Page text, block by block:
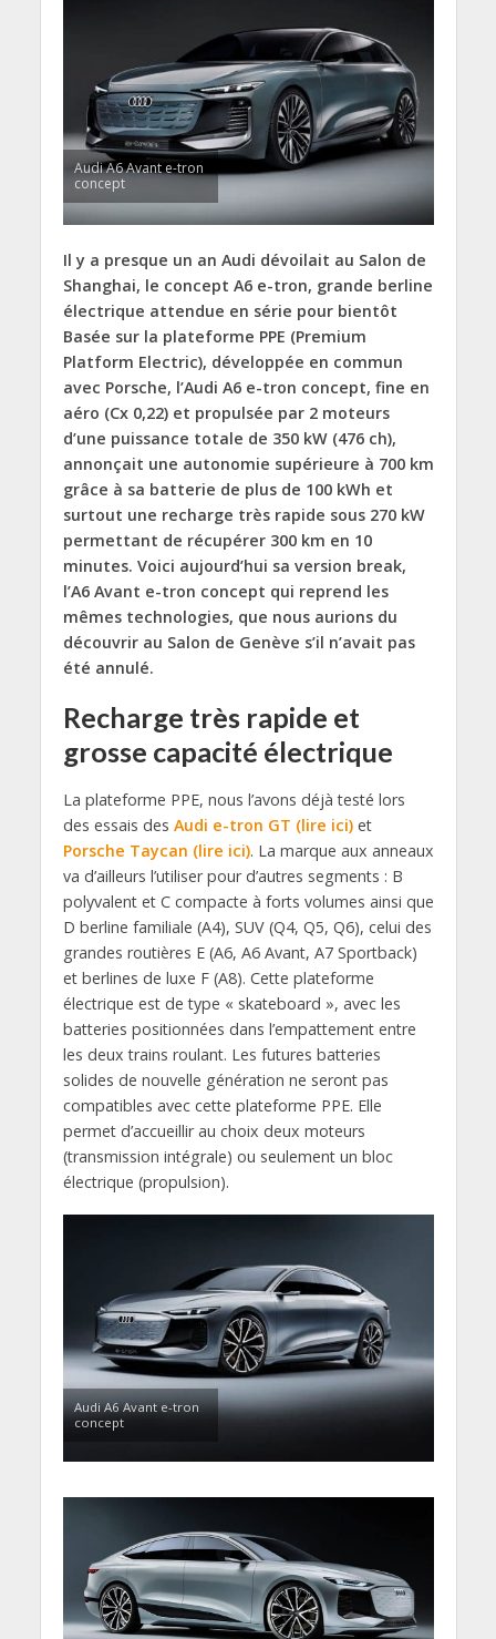
Audi A6 Avant e-tron
concept
Il y a presque un an Audi dévoilait au Salon de
Shanghai, le concept A6 e-tron, grande berline
électrique attendue en série pour bientôt
Basée sur la plateforme PPE (Premium
Platform Electric), développée en commun
avec Porsche, l’Audi A6 e-tron concept, fine en
aéro (Cx 0,22) et propulsée par 2 moteurs
d’une puissance totale de 350 kW (476 ch),
annonçait une autonomie supérieure à 700 km
grâce à sa batterie de plus de 100 kWh et
surtout une recharge très rapide sous 270 kW
permettant de récupérer 300 km en 10
minutes. Voici aujourd’hui sa version break,
l’A6 Avant e-tron concept qui reprend les
mêmes technologies, que nous aurions du
découvrir au Salon de Genève s’il n’avait pas
été annulé.
Recharge très rapide et
grosse capacité électrique
La plateforme PPE, nous l’avons déjà testé lors
des essais des Audi e-tron GT (lire ici)et
Porsche Taycan (lire ici). La marque aux anneaux
va d’ailleurs l’utiliser pour d’autres segments : B
polyvalent et C compacte à forts volumes ainsi que
D berline familiale (A4), SUV (Q4, Q5, Q6), celui des
grandes routières E (A6, A6 Avant, A7 Sportback)
et berlines de luxe F (A8). Cette plateforme
électrique est de type « skateboard », avec les
batteries positionnées dans l’empattement entre
les deux trains roulant. Les futures batteries
solides de nouvelle génération ne seront pas
compatibles avec cette plateforme PPE. Elle
permet d’accueillir au choix deux moteurs
(transmission intégrale) ou seulement un bloc
électrique (propulsion).
Audi A6 Avant e-tron
concept